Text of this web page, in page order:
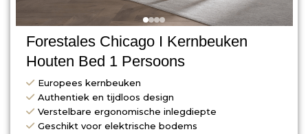
Forestales Chicago I Kernbeuken
Houten Bed 1 Persoons
Europees kernbeuken
Authentiek en tijdloos design
Verstelbare ergonomische inlegdiepte
Geschikt voor elektrische bodems